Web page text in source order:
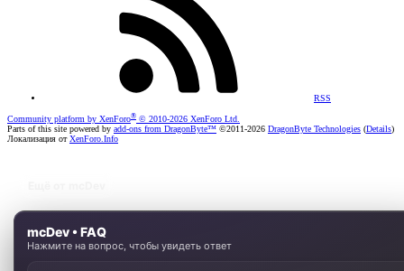
RSS
Community platform by XenForo® © 2010-2026 XenForo Ltd.
Parts of this site powered by add-ons from DragonByte™ ©2011-2026 DragonByte Technologies (Details)
Локализация отXenForo.Info
mcDev • FAQ
Нажмите на вопрос, чтобы увидеть ответ